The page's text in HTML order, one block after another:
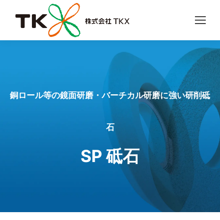
銅ロール等の鏡面研磨・バーチカル研磨に強い研削砥
石
SP 砥石